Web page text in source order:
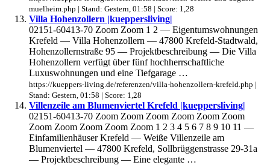
muelheim.php | Stand: Gestern, 01:58 | Score: 1,28
Villa Hohenzollern |kueppersliving|
02151-60413-70 Zoom Zoom 1 2 — Eigentumswohnungen
Krefeld — Villa Hohenzollern — 47800 Krefeld-Stadtwald,
Hohenzollernstraße 95 — Projektbeschreibung — Die Villa
Hohenzollern verfügt über fünf hochherrschaftliche
Luxuswohnungen und eine Tiefgarage …
https://kueppers-living.de/referenzen/villa-hohenzollern-krefeld.php |
Stand: Gestern, 01:58 | Score: 1,28
Villenzeile am Blumenviertel Krefeld |kueppersliving|
02151-60413-70 Zoom Zoom Zoom Zoom Zoom Zoom
Zoom Zoom Zoom Zoom Zoom 1 2 3 4 5 6 7 8 9 10 11 —
Einfamilienhäuser Krefeld — Weiße Villenzeile am
Blumenviertel — 47800 Krefeld, Sollbrüggenstrasse 29-31a
— Projektbeschreibung — Eine elegante …